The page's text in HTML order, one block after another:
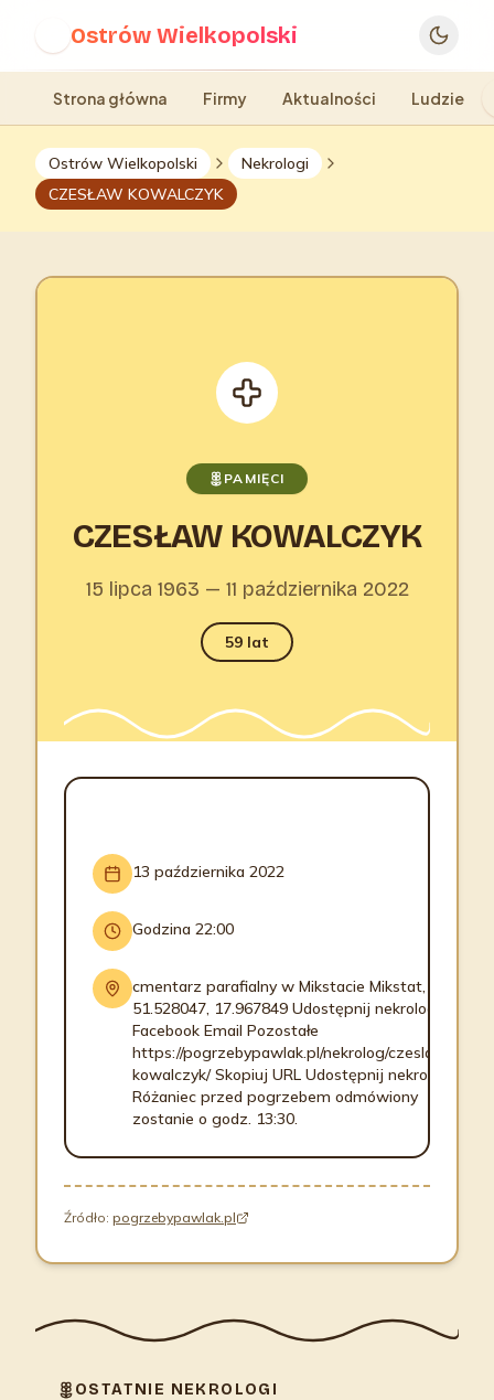
Ostrów Wielkopolski
Strona główna Firmy Aktualności Ludzie
Ostrów Wielkopolski
Nekrologi
CZESŁAW KOWALCZYK
PAMIĘCI
CZESŁAW KOWALCZYK
15 lipca 1963 — 11 października 2022
59 lat
13 października 2022
Godzina 22:00
cmentarz parafialny w Mikstacie Mikstat, ul.
51.528047, 17.967849 Udostępnij nekrolog
Facebook Email Pozostałe
https://pogrzebypawlak.pl/nekrolog/czeslaw-
kowalczyk/ Skopiuj URL Udostępnij nekrolog
Różaniec przed pogrzebem odmówiony
zostanie o godz. 13:30.
Źródło: pogrzebypawlak.pl
OSTATNIE NEKROLOGI